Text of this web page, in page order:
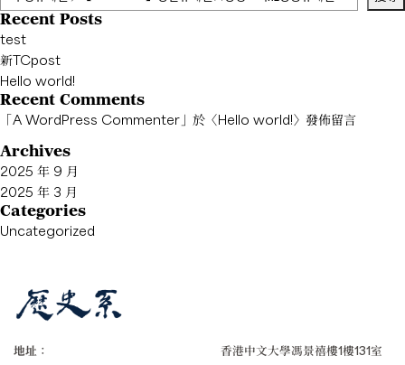
鍵
字:
Recent Posts
test
新TCpost
Hello world!
Recent Comments
「A WordPress Commenter 」於〈Hello world!〉發佈留言
Archives
2025 年 9 月
2025 年 3 月
Categories
Uncategorized
地址：
香港中文大學馮景禧樓1樓131室